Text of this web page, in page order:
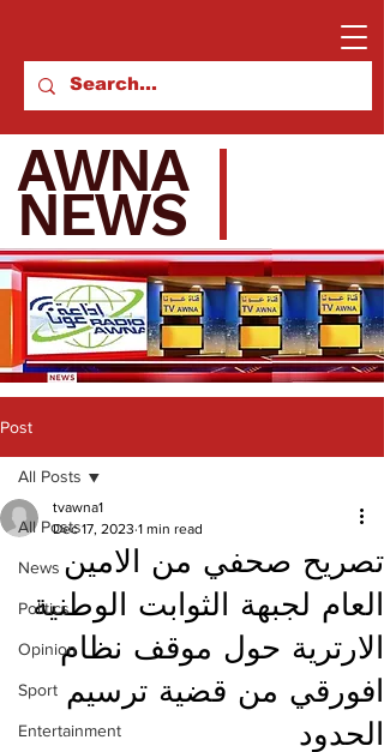
AWNA
NEWS
Post
All Posts
News
Politics
Opinion
Sport
Entertainment
All Posts
تصريح صحفي من الامين
العام لجبهة الثوابت الوطنية
الارترية حول موقف نظام
افورقي من قضية ترسيم
الحدود
tvawna1
Dec 17, 2023 1 min read